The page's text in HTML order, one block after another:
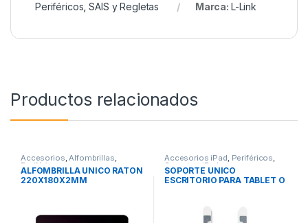
Periféricos ,SAIS y Regletas Marca: L-Link
Productos relacionados
Accesorios,Alfombrillas,
Periféricos
ALFOMBRILLA UNICO RATON
220X180X2MM
Accesorios iPad, Periféricos,
Soportes iPad
SOPORTE UNICO
ESCRITORIO PARA TABLET O